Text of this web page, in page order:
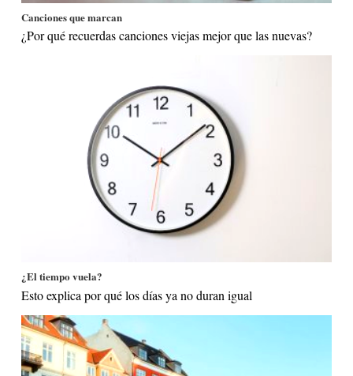
Canciones que marcan
¿Por qué recuerdas canciones viejas mejor que las nuevas?
¿El tiempo vuela?
Esto explica por qué los días ya no duran igual